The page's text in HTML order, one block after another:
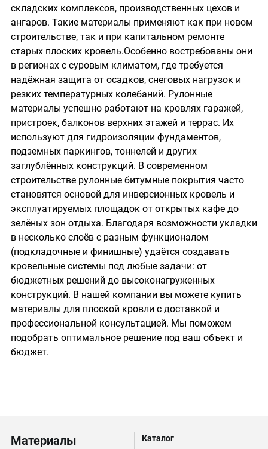
складских комплексов, производственных цехов и
ангаров. Такие материалы применяют как при новом
строительстве, так и при капитальном ремонте
старых плоских кровель.Особенно востребованы они
в регионах с суровым климатом, где требуется
надёжная защита от осадков, снеговых нагрузок и
резких температурных колебаний. Рулонные
материалы успешно работают на кровлях гаражей,
пристроек, балконов верхних этажей и террас. Их
используют для гидроизоляции фундаментов,
подземных паркингов, тоннелей и других
заглублённых конструкций. В современном
строительстве рулонные битумные покрытия часто
становятся основой для инверсионных кровель и
эксплуатируемых площадок от открытых кафе до
зелёных зон отдыха. Благодаря возможности укладки
в несколько слоёв с разным функционалом
(подкладочные и финишные) удаётся создавать
кровельные системы под любые задачи: от
бюджетных решений до высоконагруженных
конструкций. В нашей компании вы можете купить
материалы для плоской кровли с доставкой и
профессиональной консультацией. Мы поможем
подобрать оптимальное решение под ваш объект и
бюджет.
Материалы
Каталог